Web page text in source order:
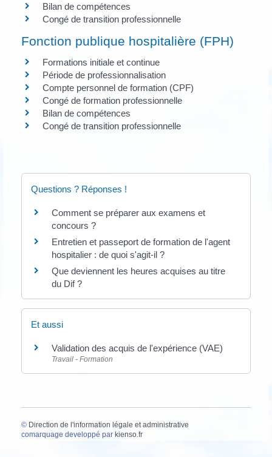
Bilan de compétences
Congé de transition professionnelle
Fonction publique hospitalière (FPH)
Formations initiale et continue
Période de professionnalisation
Compte personnel de formation (CPF)
Congé de formation professionnelle
Bilan de compétences
Congé de transition professionnelle
Questions ? Réponses !
Comment se préparer aux examens et
concours ?
Entretien et passeport de formation de l'agent
hospitalier : de quoi s'agit-il ?
Que deviennent les heures acquises au titre
du Dif ?
Et aussi
Validation des acquis de l'expérience (VAE)
Travail - Formation
© Direction de l'information légale et administrative
comarquage developpé par kienso.fr